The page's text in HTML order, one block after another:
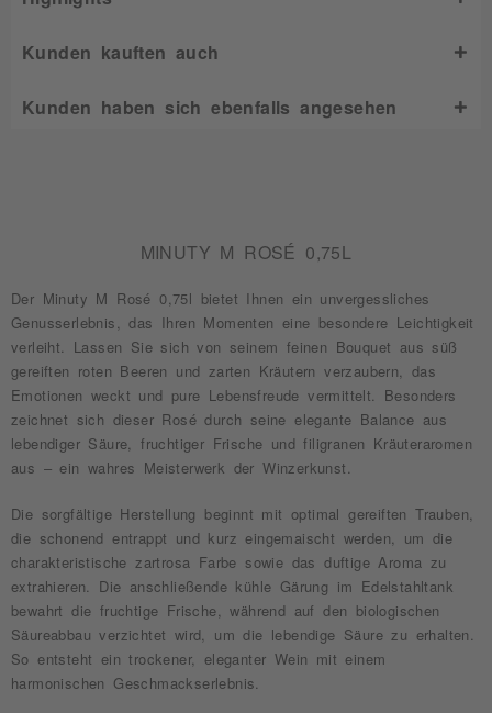
Kunden kauften auch
Kunden haben sich ebenfalls angesehen
MINUTY M ROSÉ 0,75L
Der Minuty M Rosé 0,75l bietet Ihnen ein unvergessliches
Genusserlebnis, das Ihren Momenten eine besondere Leichtigkeit
verleiht. Lassen Sie sich von seinem feinen Bouquet aus süß
gereiften roten Beeren und zarten Kräutern verzaubern, das
Emotionen weckt und pure Lebensfreude vermittelt. Besonders
zeichnet sich dieser Rosé durch seine elegante Balance aus
lebendiger Säure, fruchtiger Frische und filigranen Kräuteraromen
aus – ein wahres Meisterwerk der Winzerkunst.
Die sorgfältige Herstellung beginnt mit optimal gereiften Trauben,
die schonend entrappt und kurz eingemaischt werden, um die
charakteristische zartrosa Farbe sowie das duftige Aroma zu
extrahieren. Die anschließende kühle Gärung im Edelstahltank
bewahrt die fruchtige Frische, während auf den biologischen
Säureabbau verzichtet wird, um die lebendige Säure zu erhalten.
So entsteht ein trockener, eleganter Wein mit einem
harmonischen Geschmackserlebnis.